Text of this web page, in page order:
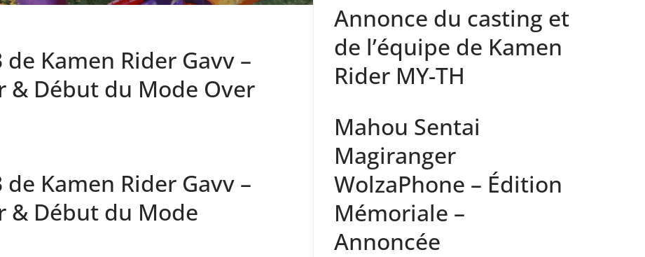
de Kamen Rider Gavv –
& Début du Mode Over
de Kamen Rider Gavv –
& Début du Mode
Annonce du casting et
de l’équipe de Kamen
Rider MY-TH
Mahou Sentai
Magiranger
WolzaPhone – Édition
Mémoriale –
Annoncée